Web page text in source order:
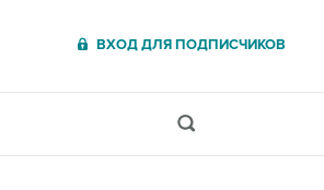
ВХОД ДЛЯ ПОДПИСЧИКОВ